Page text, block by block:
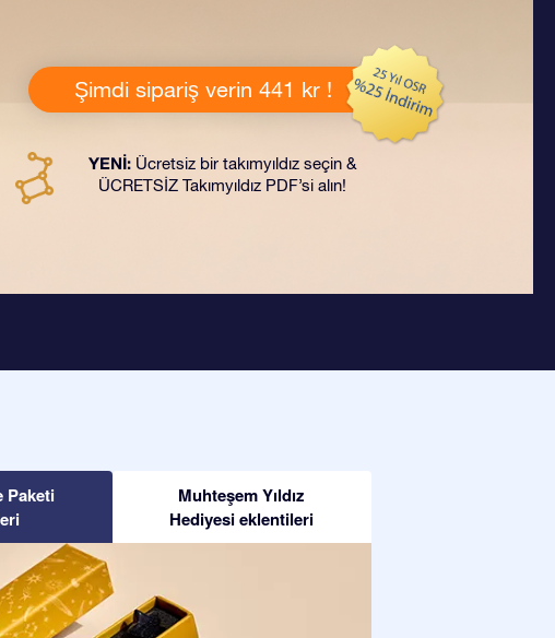
Şimdi sipariş verin 441 kr !
YENİ: Ücretsiz bir takımyıldız seçin &
ÜCRETSİZ Takımyıldız PDF’si alın!
Paketi
Muhteşem Yıldız
Hediyesi eklentileri